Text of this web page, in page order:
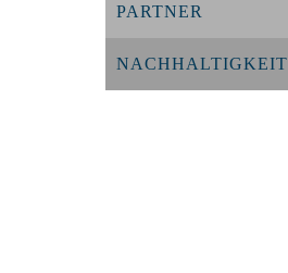
PARTNER
NACHHALTIGKEIT